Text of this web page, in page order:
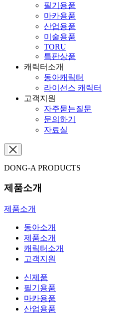
필기용품
마카용품
산업용품
미술용품
TORU
특판상품
캐릭터소개
동아캐릭터
라이선스 캐릭터
고객지원
자주묻는질문
문의하기
자료실
DONG-A PRODUCTS
제품소개
제품소개
동아소개
제품소개
캐릭터소개
고객지원
신제품
필기용품
마카용품
산업용품